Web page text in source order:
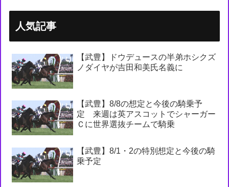
人気記事
【武豊】ドウデュースの半弟ホシクズ
ノダイヤが吉田和美氏名義に
【武豊】8/8の想定と今後の騎乗予
定 来週は英アスコットでシャーガー
Ｃに世界選抜チームで騎乗
【武豊】8/1・2の特別想定と今後の騎
乗予定